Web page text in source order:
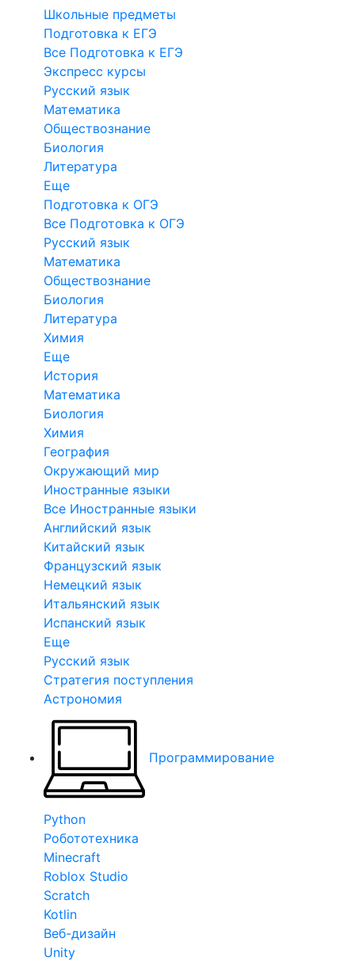
Школьные предметы
Подготовка к ЕГЭ
Все Подготовка к ЕГЭ
Экспресс курсы
Русский язык
Математика
Обществознание
Биология
Литература
Еще
Подготовка к ОГЭ
Все Подготовка к ОГЭ
Русский язык
Математика
Обществознание
Биология
Литература
Химия
Еще
История
Математика
Биология
Химия
География
Окружающий мир
Иностранные языки
Все Иностранные языки
Английский язык
Китайский язык
Французский язык
Немецкий язык
Итальянский язык
Испанский язык
Еще
Русский язык
Стратегия поступления
Астрономия
Программирование
Python
Робототехника
Minecraft
Roblox Studio
Scratch
Kotlin
Веб-дизайн
Unity